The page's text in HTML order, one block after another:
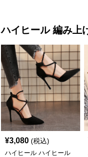
ハイヒール 編み上
¥3,080 (税込)
ハイヒール ハイヒール